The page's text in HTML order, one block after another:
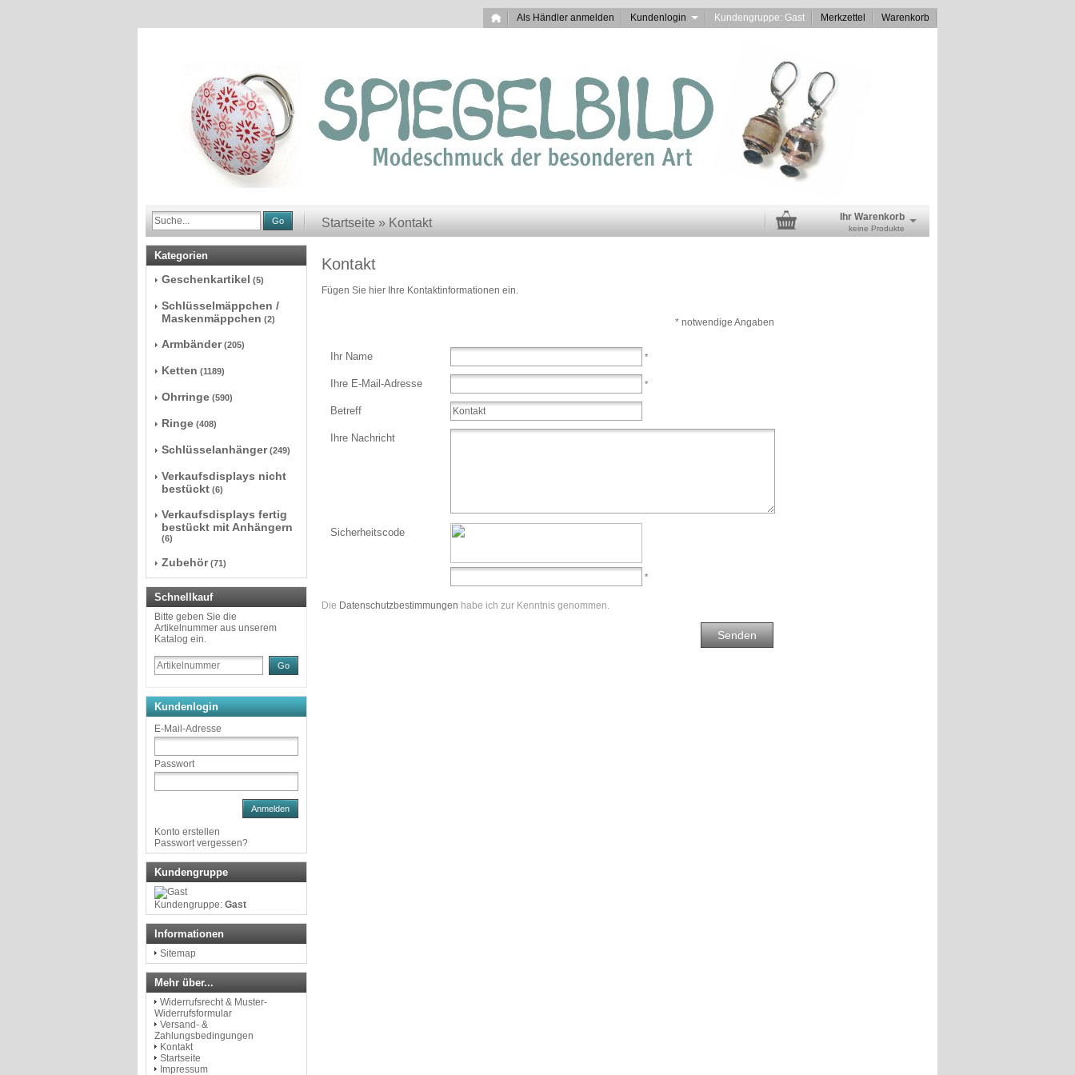
Als Händler anmelden Kundenlogin Kundengruppe: Gast Merkzettel Warenkorb
Go Startseite » Kontakt Ihr Warenkorb
keine Produkte
Kontakt
Fügen Sie hier Ihre Kontaktinformationen ein.
* notwendige Angaben
Ihr Name *
Ihre E-Mail-Adresse *
Betreff
Ihre Nachricht
Sicherheitscode
*
Die Datenschutzbestimmungen habe ich zur Kenntnis genommen.
Senden
Kategorien
Geschenkartikel (5)
Schlüsselmäppchen /
Maskenmäppchen (2)
Armbänder (205)
Ketten (1189)
Ohrringe (590)
Ringe (408)
Schlüsselanhänger (249)
Verkaufsdisplays nicht
bestückt (6)
Verkaufsdisplays fertig
bestückt mit Anhängern
(6)
Zubehör (71)
Schnellkauf
Bitte geben Sie die
Artikelnummer aus unserem
Katalog ein.
Go
Kundenlogin
E-Mail-Adresse
Passwort
Anmelden
Konto erstellen
Passwort vergessen?
Kundengruppe
Kundengruppe: Gast
Informationen
Sitemap
Mehr über...
Widerrufsrecht & Muster-
Widerrufsformular
Versand- &
Zahlungsbedingungen
Kontakt
Startseite
Impressum